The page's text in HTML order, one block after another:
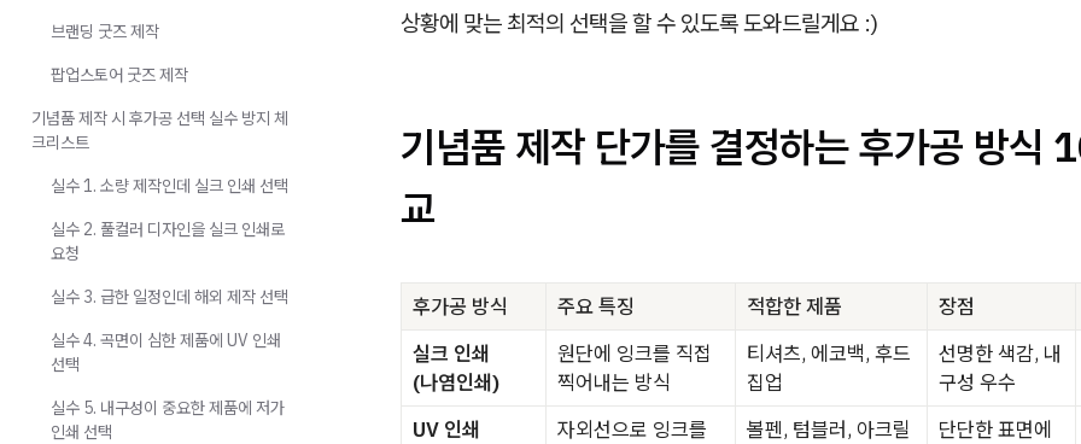
상황에 맞는 최적의 선택을 할 수 있도록 도와드릴게요 :)
기념품 제작 단가를 결정하는 후가공 방식
교
후가공 방식 주요 특징 적합한 제품
장점
실크 인쇄
(나염인쇄)
원단에 잉크를 직접
찍어내는 방식
티셔츠, 에코백, 후드
집업
선명한 색감, 내
구성 우수
UV 인쇄
자외선으로 잉크를
볼펜, 텀블러, 아크릴
단단한 표면에
브랜딩 굿즈 제작
팝업스토어 굿즈 제작
기념품 제작 시 후가공 선택 실수 방지 체
크리스트
실수 1. 소량 제작인데 실크 인쇄 선택
실수 2. 풀컬러 디자인을 실크 인쇄로
요청
실수 3. 급한 일정인데 해외 제작 선택
실수 4. 곡면이 심한 제품에 UV 인쇄
선택
실수 5. 내구성이 중요한 제품에 저가
인쇄 선택